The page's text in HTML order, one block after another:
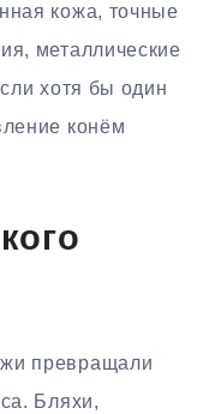
кожа, точные
металлические
хотя бы один
конём
превращали
Бляхи,